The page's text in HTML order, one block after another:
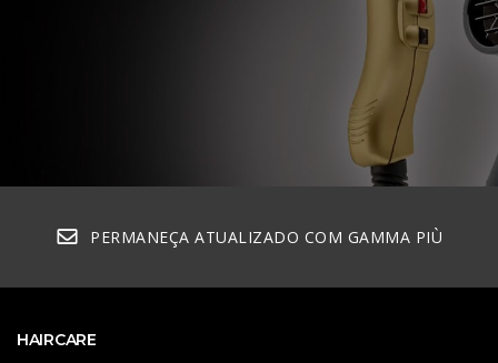
PERMANEÇA ATUALIZADO COM GAMMA PIÙ
HAIRCARE